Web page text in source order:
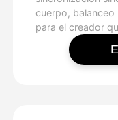
cuerpo,
para el creador